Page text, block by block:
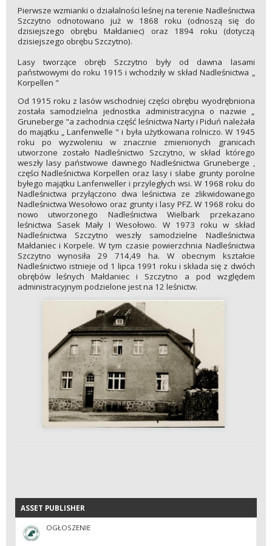
Pierwsze wzmianki o działalności leśnej na terenie Nadleśnictwa
Szczytno odnotowano już w 1868 roku (odnoszą się do
dzisiejszego obrębu Małdaniec) oraz 1894 roku (dotyczą
dzisiejszego obrębu Szczytno).
Lasy tworzące obręb Szczytno były od dawna lasami
państwowymi do roku 1915 i wchodziły w skład Nadleśnictwa „
Korpellen "
Od 1915 roku z lasów wschodniej części obrębu wyodrębniona
została samodzielna jednostka administracyjna o nazwie „
Gruneberge "a zachodnia część leśnictwa Narty i Piduń należała
do majątku „ Lanfenwelle " i była użytkowana rolniczo. W 1945
roku po wyzwoleniu w znacznie zmienionych granicach
utworzone zostało Nadleśnictwo Szczytno, w skład którego
weszły lasy państwowe dawnego Nadleśnictwa Gruneberge ,
części Nadleśnictwa Korpellen oraz lasy i słabe grunty porolne
byłego majątku Lanfenweller i przyległych wsi. W 1968 roku do
Nadleśnictwa przyłączono dwa leśnictwa ze zlikwidowanego
Nadleśnictwa Wesołowo oraz grunty i lasy PFZ. W 1968 roku do
nowo utworzonego Nadleśnictwa Wielbark przekazano
leśnictwa Sasek Mały I Wesołowo. W 1973 roku w skład
Nadleśnictwa Szczytno weszły samodzielne Nadleśnictwa
Małdaniec i Korpele. W tym czasie powierzchnia Nadleśnictwa
Szczytno wynosiła 29 714,49 ha. W obecnym kształcie
Nadleśnictwo istnieje od 1 lipca 1991 roku i składa się z dwóch
obrębów leśnych Małdaniec i Szczytno a pod względem
administracyjnym podzielone jest na 12 leśnictw.
ASSET PUBLISHER
ASSET PUBLISHER
OGŁOSZENIE